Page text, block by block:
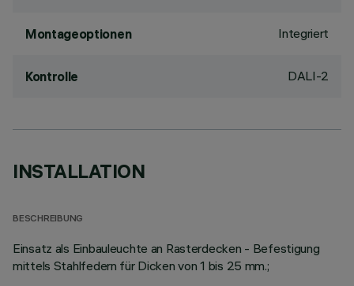
Montageoptionen Integriert
Kontrolle DALI-2
INSTALLATION
BESCHREIBUNG
Einsatz als Einbauleuchte an Rasterdecken - Befestigung
mittels Stahlfedern für Dicken von 1 bis 25 mm.;